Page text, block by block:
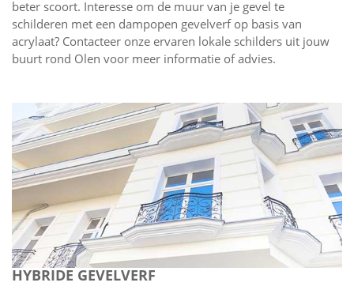
beter scoort. Interesse om de muur van je gevel te
schilderen met een dampopen gevelverf op basis van
acrylaat? Contacteer onze ervaren lokale schilders uit jouw
buurt rond Olen voor meer informatie of advies.
HYBRIDE GEVELVERF